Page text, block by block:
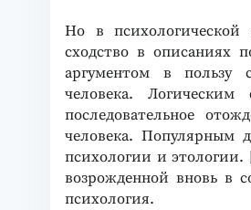
Но в психологической
сходство в описаниях
аргументом в пользу
человека.
последовательное
человека. Популярным
психологии и этологии.
возрожденной вновь в
психология.